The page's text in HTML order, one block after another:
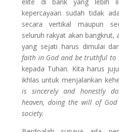
kepercayaan sudah tidak
secara vertikal maupun
seluruh rakyat akan bangkrut,
yang sejati harus dimulai
faith in God and be truthful to
kepada Tuhan. Kita harus
ikhlas untuk menjalankan
is sincerely and honestly
heaven, doing the will of
society.